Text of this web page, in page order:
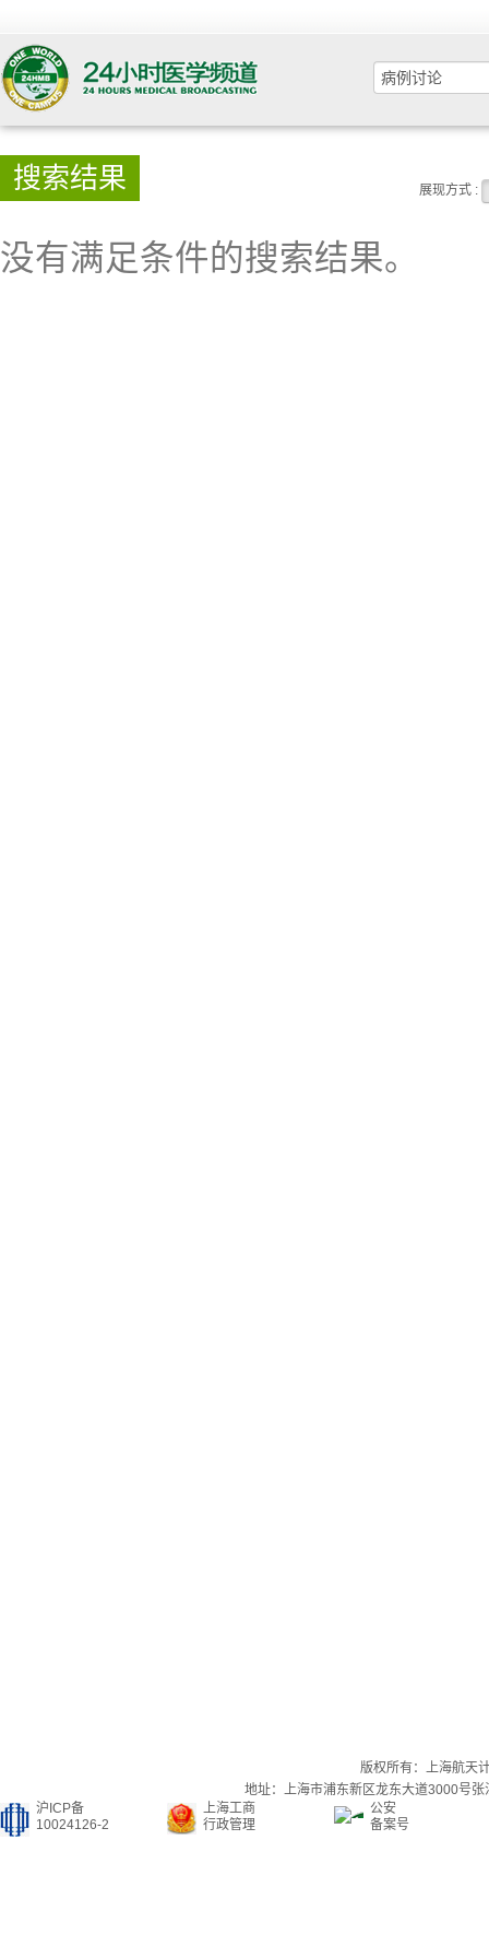
搜索结果 展现方式 :
没有满足条件的搜索结果。
版权所有：上海航天
地址：上海市浦东新区龙东大道3000号
沪ICP备
10024126-2
上海工商
行政管理
公安
备案号